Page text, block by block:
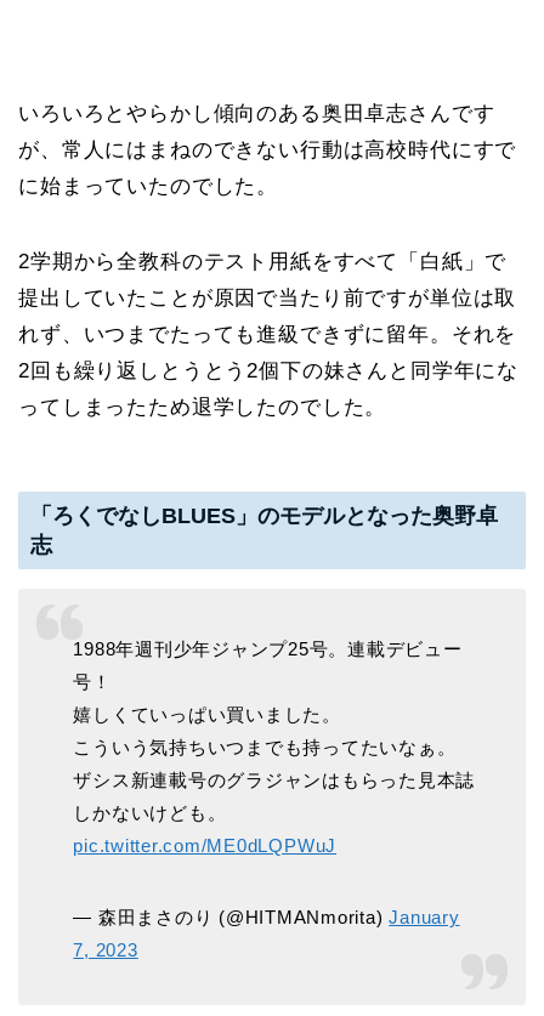
いろいろとやらかし傾向のある奥田卓志さんです
が、常人にはまねのできない行動は高校時代にすで
に始まっていたのでした。
2学期から全教科のテスト用紙をすべて「白紙」で
提出していたことが原因で当たり前ですが単位は取
れず、いつまでたっても進級できずに留年。それを
2回も繰り返しとうとう2個下の妹さんと同学年にな
ってしまったため退学したのでした。
「ろくでなしBLUES」のモデルとなった奥野卓
志
1988年週刊少年ジャンプ25号。連載デビュー
号！
嬉しくていっぱい買いました。
こういう気持ちいつまでも持ってたいなぁ。
ザシス新連載号のグラジャンはもらった見本誌
しかないけども。
pic.twitter.com/ME0dLQPWuJ
— 森田まさのり (@HITMANmorita)January
7, 2023